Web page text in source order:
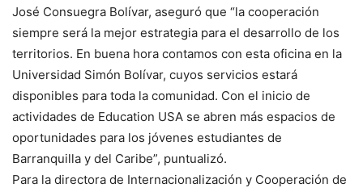
José Consuegra Bolívar, aseguró que “la cooperación
siempre será la mejor estrategia para el desarrollo de los
territorios. En buena hora contamos con esta oficina en la
Universidad Simón Bolívar, cuyos servicios estará
disponibles para toda la comunidad. Con el inicio de
actividades de Education USA se abren más espacios de
oportunidades para los jóvenes estudiantes de
Barranquilla y del Caribe”, puntualizó.
Para la directora de Internacionalización y Cooperación de